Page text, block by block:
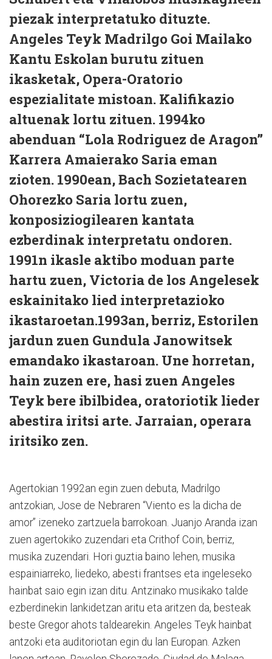
piezak interpretatuko dituzte.
Angeles Teyk Madrilgo Goi Mailako
Kantu Eskolan burutu zituen
ikasketak, Opera-Oratorio
espezialitate mistoan. Kalifikazio
altuenak lortu zituen. 1994ko
abenduan “Lola Rodriguez de Aragon”
Karrera Amaierako Saria eman
zioten. 1990ean, Bach Sozietatearen
Ohorezko Saria lortu zuen,
konposiziogilearen kantata
ezberdinak interpretatu ondoren.
1991n ikasle aktibo moduan parte
hartu zuen, Victoria de los Angelesek
eskainitako lied interpretazioko
ikastaroetan.1993an, berriz, Estorilen
jardun zuen Gundula Janowitsek
emandako ikastaroan. Une horretan,
hain zuzen ere, hasi zuen Angeles
Teyk bere ibilbidea, oratoriotik lieder
abestira iritsi arte. Jarraian, operara
iritsiko zen.
Agertokian 1992an egin zuen debuta, Madrilgo
antzokian, Jose de Nebraren “Viento es la dicha de
amor” izeneko zartzuela barrokoan. Juanjo Aranda izan
zuen agertokiko zuzendari eta Crithof Coin, berriz,
musika zuzendari. Hori guztia baino lehen, musika
espainiarreko, liedeko, abesti frantses eta ingeleseko
hainbat saio egin izan ditu. Antzinako musikako talde
ezberdinekin lankidetzan aritu eta aritzen da, besteak
beste Gregor ahots taldearekin. Angeles Teyk hainbat
antzoki eta auditoriotan egin du lan Europan. Azken